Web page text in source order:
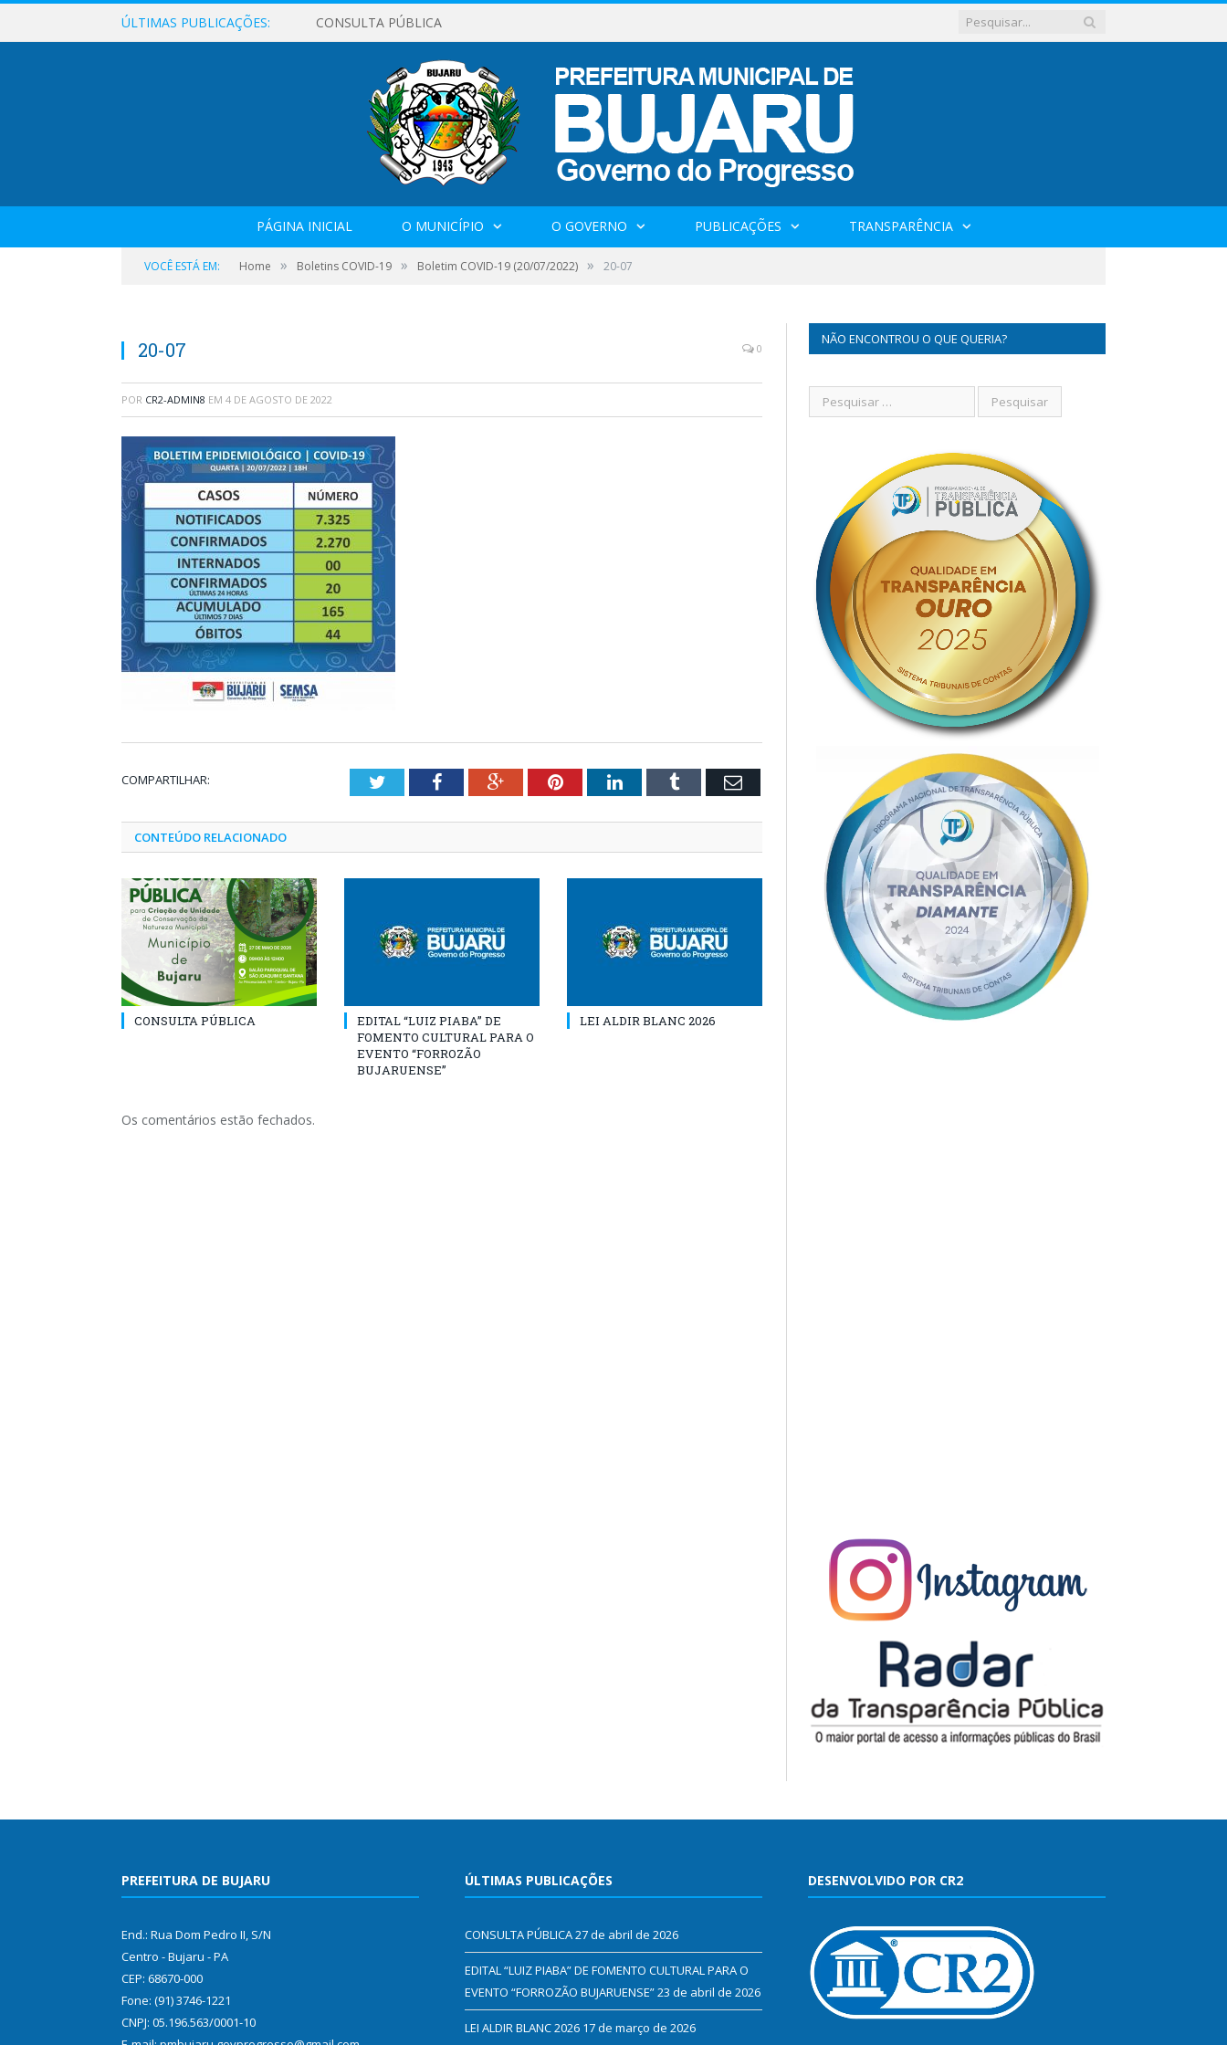
ÚLTIMAS PUBLICAÇÕES: CONSULTA PÚBLICA
PÁGINA INICIAL O MUNICÍPIO O GOVERNO PUBLICAÇÕES TRANSPARÊNCIA
VOCÊ ESTÁ EM: Home » Boletins COVID-19 » Boletim COVID-19 (20/07/2022) » 20-07
20-07 0
POR CR2-ADMIN8 EM 4 DE AGOSTO DE 2022
COMPARTILHAR: TwitterFacebookGoogle+PinterestLinkedInTumblr Email
CONTEÚDO RELACIONADO
CONSULTA PÚBLICA
EDITAL “LUIZ PIABA” DE
FOMENTO CULTURAL PARA O
EVENTO “FORROZÃO
BUJARUENSE”
LEI ALDIR BLANC 2026
Os comentários estão fechados.
NÃO ENCONTROU O QUE QUERIA?
PREFEITURA DE BUJARU
End.: Rua Dom Pedro II, S/N
Centro - Bujaru - PA
CEP: 68670-000
Fone: (91) 3746-1221
CNPJ: 05.196.563/0001-10
ÚLTIMAS PUBLICAÇÕES
CONSULTA PÚBLICA27 de abril de 2026
EDITAL “LUIZ PIABA” DE FOMENTO CULTURAL PARA O
EVENTO “FORROZÃO BUJARUENSE”23 de abril de 2026
LEI ALDIR BLANC 2026 17 de março de 2026
DESENVOLVIDO POR CR2